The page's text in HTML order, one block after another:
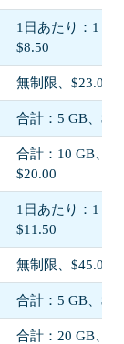
1日あたり：1
$8.50
無制限、$23.00
合計：5 GB、
合計：10 GB、
$20.00
1日あたり：1
$11.50
無制限、$45.00
合計：5 GB、
合計：20 GB、